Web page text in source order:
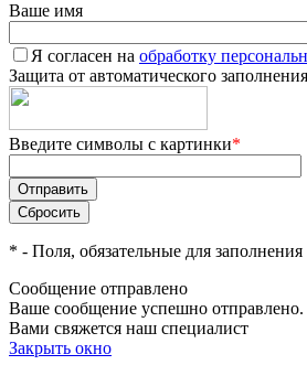
Ваше имя
Я согласен на обработку
Защита от автоматического заполнения
Введите символы с картинки*
* - Поля, обязательные для заполнения
Сообщение отправлено
Ваше сообщение успешно
Вами свяжется наш специалист
Закрыть окно